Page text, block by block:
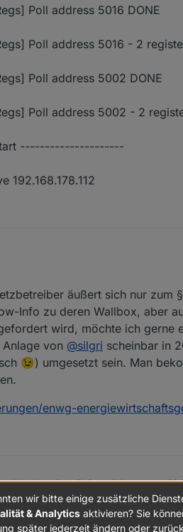
Poll address 5016 DONE
Poll address 5016 - 2
Poll address 5002 DONE
Poll address 5002 - 2
start ---------------------
äußert sich nur zum
Info zu deren Wallbox, aber
wird, möchte ich gerne
von @silgri scheinbar in
😉) umgesetzt sein. Man
enwg-
Netzbetreiber äußert sich nur zum §9
Info zu deren Wallbox, aber auch die
ich gerne ein taugliches
Betrieb genommen wurde, müssten
enwg-
wir bitte einige zusätzliche
& Analytics aktivieren? Sie
später jederzeit ändern oder